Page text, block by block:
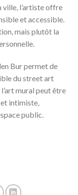
ville, l’artiste offre
et accessible.
mais plutôt la
Bur permet de
du street art
mural peut être
intimiste,
public.